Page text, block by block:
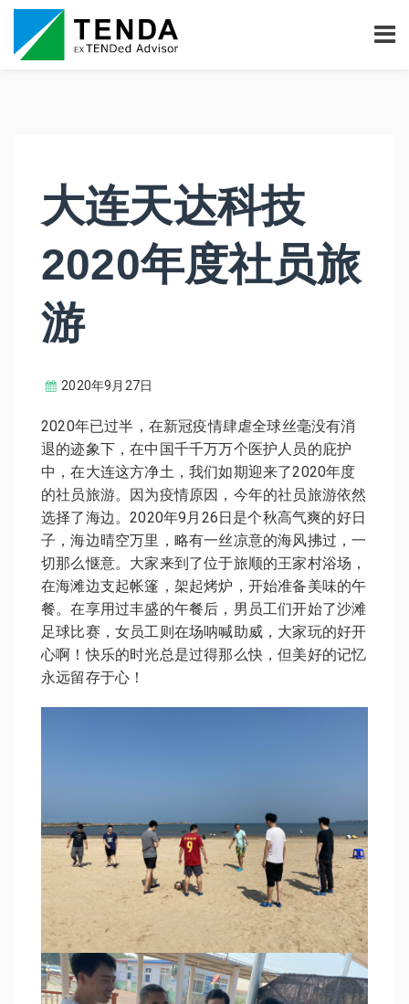
大连天达科技
2020年度社员旅
游
2020年9月27日
2020年已过半，在新冠疫情肆虐全球丝毫没有消
退的迹象下，在中国千千万万个医护人员的庇护
中，在大连这方净土，我们如期迎来了2020年度
的社员旅游。因为疫情原因，今年的社员旅游依然
选择了海边。2020年9月26日是个秋高气爽的好日
子，海边晴空万里，略有一丝凉意的海风拂过，一
切那么惬意。大家来到了位于旅顺的王家村浴场，
在海滩边支起帐篷，架起烤炉，开始准备美味的午
餐。在享用过丰盛的午餐后，男员工们开始了沙滩
足球比赛，女员工则在场呐喊助威，大家玩的好开
心啊！快乐的时光总是过得那么快，但美好的记忆
永远留存于心！